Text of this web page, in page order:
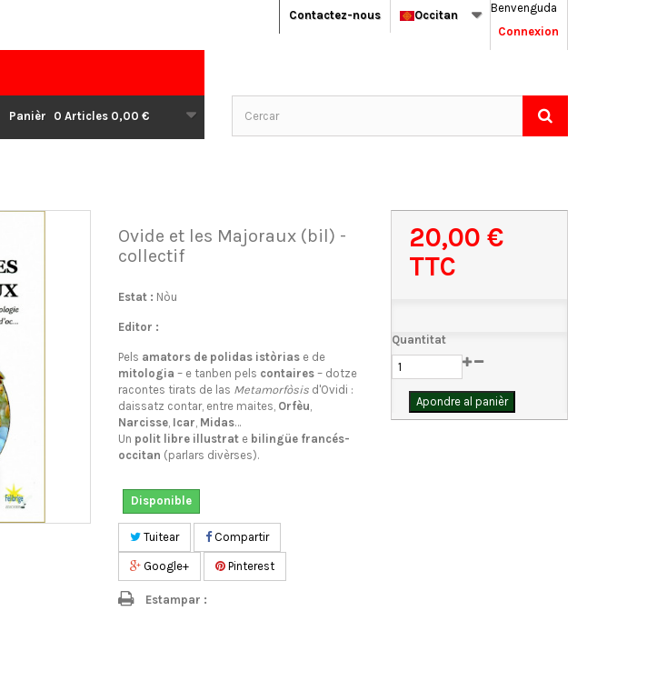
Benvenguda
Connexion
Occitan
Contactez-nous
Panièr 0 Articles 0,00 €
Ovide et les Majoraux (bil) -
collectif
Estat : Nòu
Editor :
Pels amators de polidas istòrias e de
mitologia – e tanben pels contaires – dotze
racontes tirats de las Metamorfòsis d'Ovidi :
daissatz contar, entre maites, Orfèu,
Narcisse, Icar, Midas…
Un polit libre illustrat e bilingüe francés-
occitan (parlars divèrses).
Disponible
Tuitear Compartir
Google+ Pinterest
Estampar :
20,00 €
TTC
Quantitat
Apondre al panièr